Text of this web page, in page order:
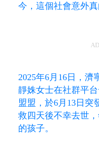
今，這個社會意外真
2025年6月16日，濟
靜姝女士在社群平
盟盟，於6月13日突
救四天後不幸去世
的孩子。